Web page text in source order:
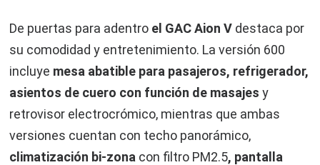
De puertas para adentro el GAC Aion V destaca por
su comodidad y entretenimiento. La versión 600
incluye mesa abatible para pasajeros, refrigerador,
asientos de cuero con función de masajes y
retrovisor electrocrómico, mientras que ambas
versiones cuentan con techo panorámico,
climatización bi-zona con filtro PM2.5, pantalla